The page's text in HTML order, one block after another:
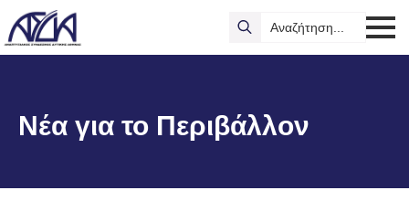
Search
Νέα για το Περιβάλλον